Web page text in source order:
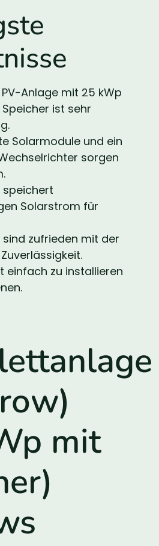
Anlage mit 25 kWp
ist sehr
Solarmodule und ein
sorgen
speichert
Solarstrom für
sind zufrieden mit der
einfach zu installieren
mit